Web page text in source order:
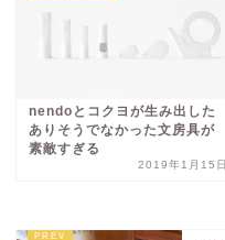
nendoとコクヨが生み出した
ありそうでなかった文房具が
素敵すぎる
2019年1月15日